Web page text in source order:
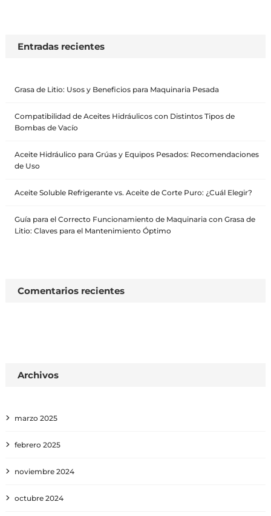
Entradas recientes
Grasa de Litio: Usos y Beneficios para Maquinaria Pesada
Compatibilidad de Aceites Hidráulicos con Distintos Tipos de
Bombas de Vacío
Aceite Hidráulico para Grúas y Equipos Pesados: Recomendaciones
de Uso
Aceite Soluble Refrigerante vs. Aceite de Corte Puro: ¿Cuál Elegir?
Guía para el Correcto Funcionamiento de Maquinaria con Grasa de
Litio: Claves para el Mantenimiento Óptimo
Comentarios recientes
Archivos
marzo 2025
febrero 2025
noviembre 2024
octubre 2024